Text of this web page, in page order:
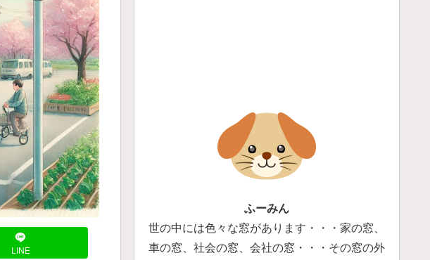
LINE
ふーみん
世の中には色々な窓があります・・・家の窓、
車の窓、社会の窓、会社の窓・・・その窓の外